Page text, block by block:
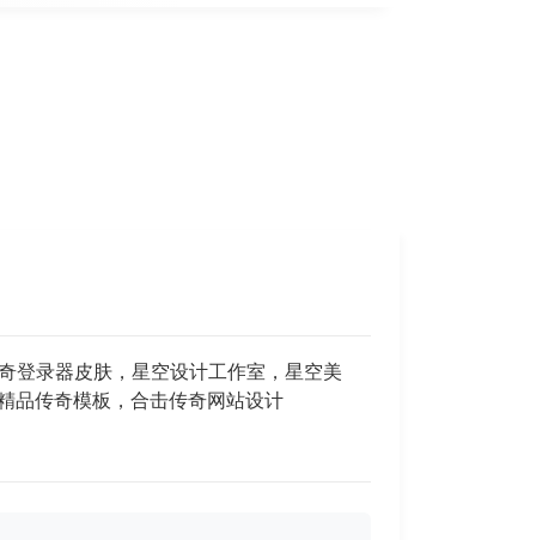
登录器皮肤，星空设计工作室，星空美
品传奇模板，合击传奇网站设计